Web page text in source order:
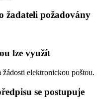
žadateli požadovány
lze využít
elektronickou poštou.
se postupuje